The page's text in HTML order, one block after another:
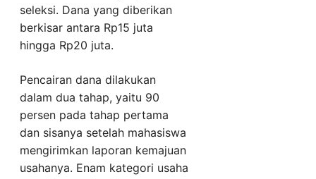
seleksi. Dana yang diberikan
berkisar antara Rp15 juta
hingga Rp20 juta.
Pencairan dana dilakukan
dalam dua tahap, yaitu 90
persen pada tahap pertama
dan sisanya setelah mahasiswa
mengirimkan laporan kemajuan
usahanya. Enam kategori usaha